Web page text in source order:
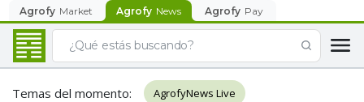
Agrofy Market Agrofy News Agrofy Pay
Temas del momento: AgrofyNews Live